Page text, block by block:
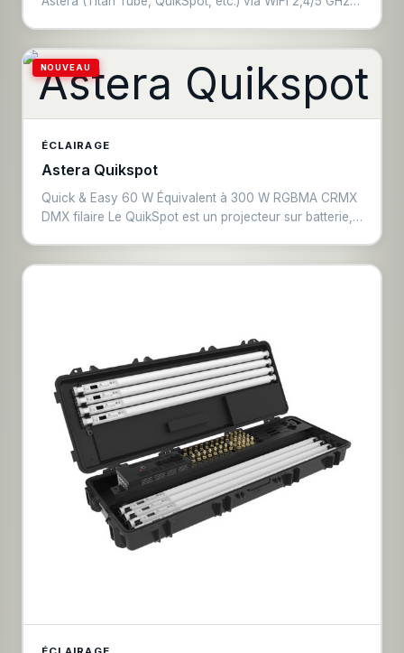
firmware des appareils Astera à distance.
NOUVEAU
ÉCLAIRAGE
Astera Quikspot
Quick & Easy 60 W Équivalent à 300 W RGBMA CRMX
DMX filaire Le QuikSpot est un projecteur sur batterie, à